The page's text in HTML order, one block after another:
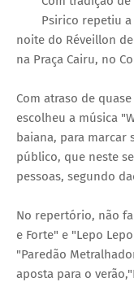
Psirico repetiu
noite do Réveillon
na Praça Cairu, no
Com atraso de
escolheu a música
baiana, para marcar
público, que neste
pessoas, segundo
No repertório, não
e Forte" e "Lepo
"Paredão
aposta para o